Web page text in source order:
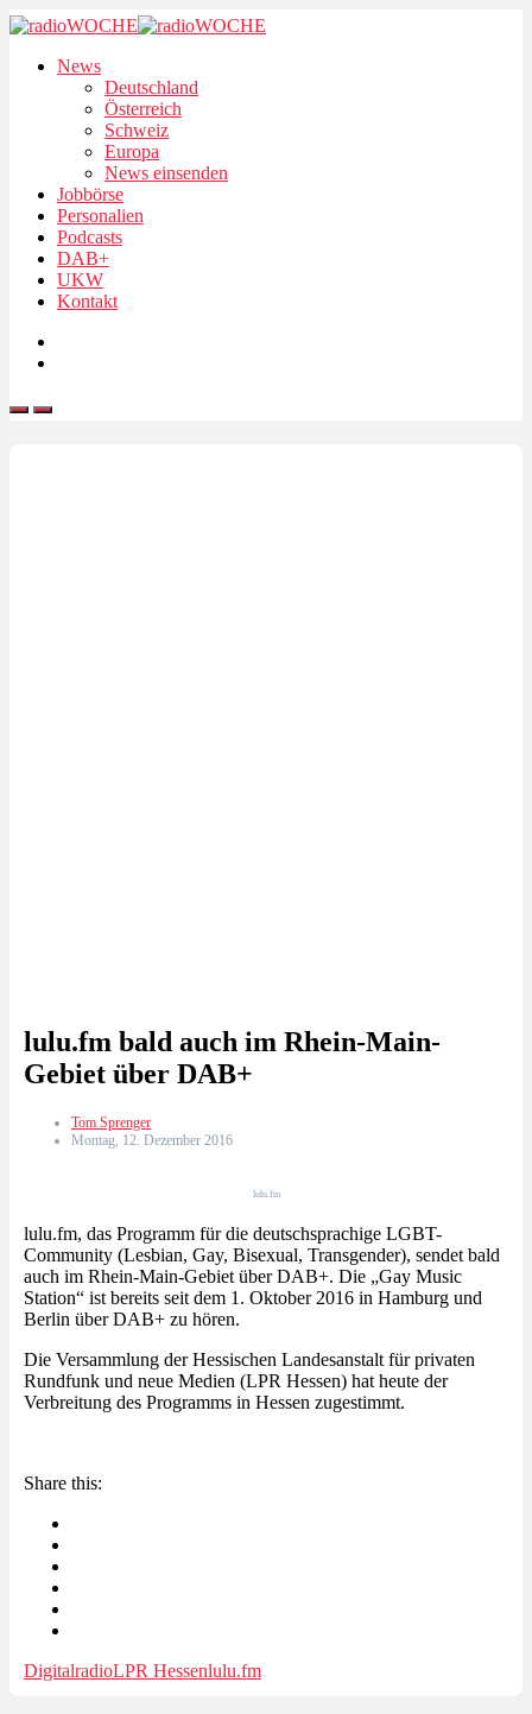
News
Deutschland
Österreich
Schweiz
Europa
News einsenden
Jobbörse
Personalien
Podcasts
DAB+
UKW
Kontakt
lulu.fm bald auch im Rhein-Main-
Gebiet über DAB+
Tom Sprenger
Montag, 12. Dezember 2016
lulu.fm
lulu.fm, das Programm für die deutschsprachige LGBT-
Community (Lesbian, Gay, Bisexual, Transgender), sendet bald
auch im Rhein-Main-Gebiet über DAB+. Die „Gay Music
Station“ ist bereits seit dem 1. Oktober 2016 in Hamburg und
Berlin über DAB+ zu hören.
Die Versammlung der Hessischen Landesanstalt für privaten
Rundfunk und neue Medien (LPR Hessen) hat heute der
Verbreitung des Programms in Hessen zugestimmt.
Share this:
DigitalradioLPR Hessenlulu.fm